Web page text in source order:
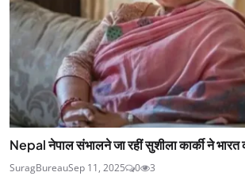
Nepal नेपाल संभालने जा रहीं सुशीला कार्की ने
SuragBureauSep 11, 2025 0 3